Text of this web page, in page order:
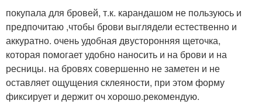
покупала для бровей, т.к. карандашом не пользуюсь и
предпочитаю ,чтобы брови выглядели естественно и
аккуратно. очень удобная двусторонняя щеточка,
которая помогает удобно наносить и на брови и на
ресницы. на бровях совершенно не заметен и не
оставляет ощущения склеяности, при этом форму
фиксирует и держит оч хорошо.рекомендую.